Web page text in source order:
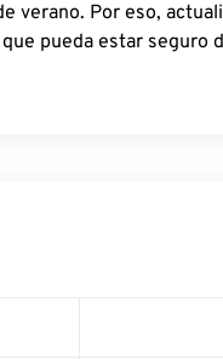
verano. Por eso,
pueda estar seguro